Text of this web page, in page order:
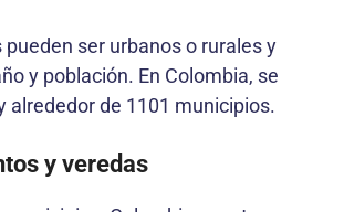
ser urbanos o rurales y
y población. En Colombia, se
alrededor de 1101 municipios.
y veredas